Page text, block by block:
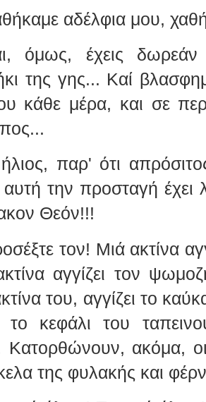
αδέλφια μου,
όμως, έχεις
της γης... Καί
κάθε μέρα, και σε
παρ' ότι
αυτή την προσταγή
Θεόν!!!
τον! Μιά ακτίνα
αγγίζει τον
του, αγγίζει το
το κεφάλι του
Κατορθώνουν, ακόμα,
της φυλακής και